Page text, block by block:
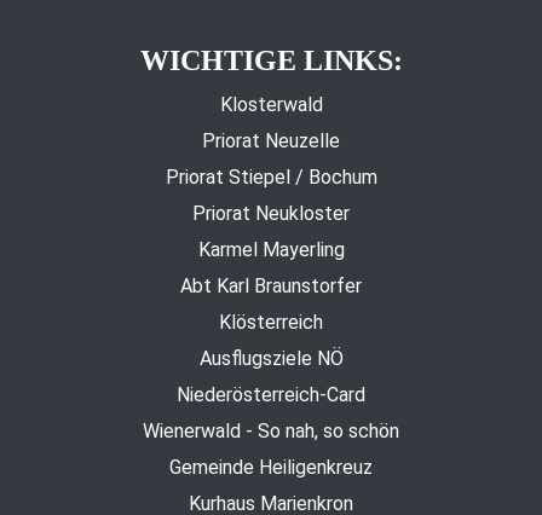
WICHTIGE LINKS:
Klosterwald
Priorat Neuzelle
Priorat Stiepel / Bochum
Priorat Neukloster
Karmel Mayerling
Abt Karl Braunstorfer
Klösterreich
Ausflugsziele NÖ
Niederösterreich-Card
Wienerwald - So nah, so schön
Gemeinde Heiligenkreuz
Kurhaus Marienkron